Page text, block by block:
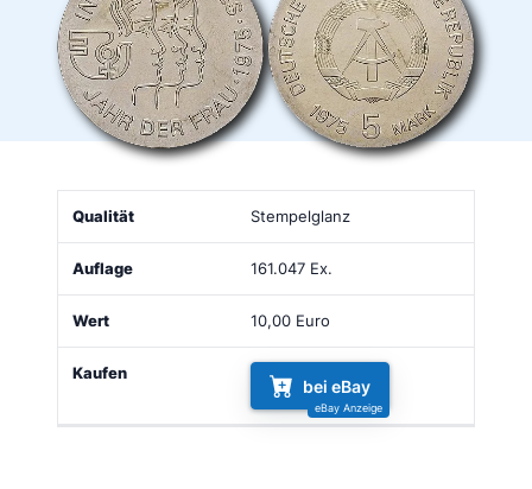
Qualität Wert Kaufen
Stempelglanz
161.047 Ex.
10,00 Euro
bei eBay